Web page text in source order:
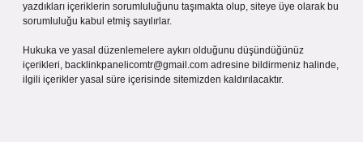
yazdıkları içeriklerin sorumluluğunu taşımakta olup, siteye üye olarak bu
sorumluluğu kabul etmiş sayılırlar.
Hukuka ve yasal düzenlemelere aykırı olduğunu düşündüğünüz
içerikleri, backlinkpanelicomtr@gmail.com adresine bildirmeniz halinde,
ilgili içerikler yasal süre içerisinde sitemizden kaldırılacaktır.